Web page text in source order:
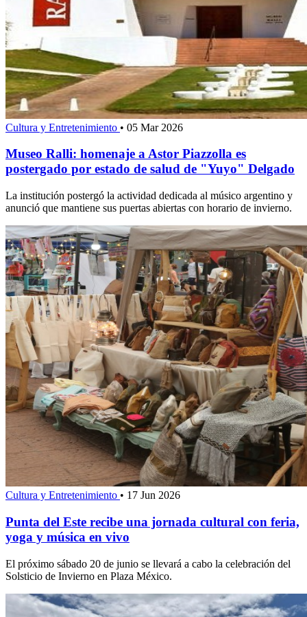
Cultura y Entretenimiento • 05 Mar 2026
Museo Ralli: homenaje a Astor Piazzolla es
postergado por estado de salud de "Yuyo" Delgado
La institución postergó la actividad dedicada al músico argentino y
anunció que mantiene sus puertas abiertas con horario de invierno.
Cultura y Entretenimiento • 17 Jun 2026
Punta del Este recibe una jornada cultural con feria,
yoga y música en vivo
El próximo sábado 20 de junio se llevará a cabo la celebración del
Solsticio de Invierno en Plaza México.